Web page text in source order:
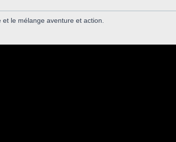
le mélange aventure et action.